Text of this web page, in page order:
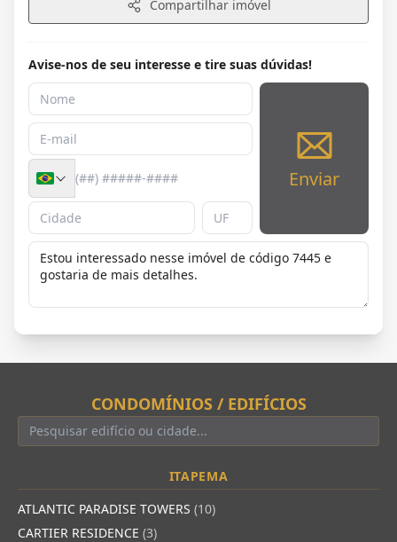
Compartilhar imóvel
Avise-nos de seu interesse e tire suas dúvidas!
Enviar
CONDOMÍNIOS / EDIFÍCIOS
ITAPEMA
ATLANTIC PARADISE TOWERS (10)
CARTIER RESIDENCE (3)